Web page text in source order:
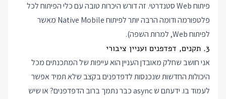
פיתוח Web סטנדרטי. זה דורש היכרות טובה עם כלי הפיתוח לכל
פלטפורמה ודומה הרבה יותר לפיתוח Native Mobile מאשר
לפיתוח Web, למרות השפה).
3. תקנים, דפדפנים ועניין ציבורי
אני חושב שחלק מאובדן העניין הוא עייפות של המתכנתים מכל
היכולות החדשות שנכנסות לדפדפנים בקצב שלא תמיד אפשר
לעמוד בו. ידעתם ש async כבר נתמך ברוב הדפדפנים? או שיש